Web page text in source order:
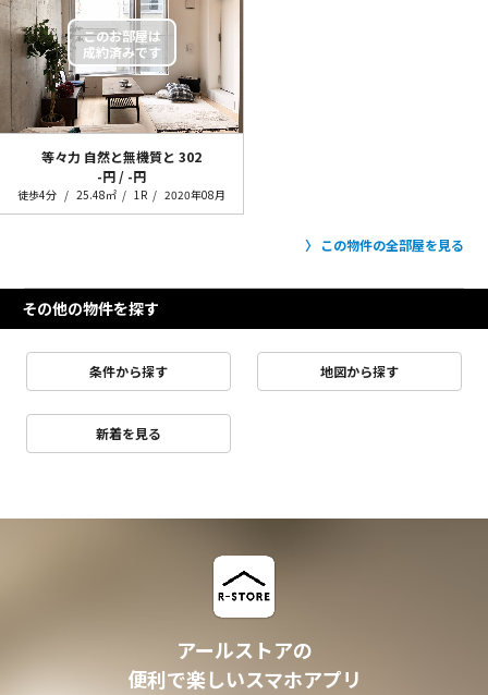
等々力 自然と無機質と 302
-円 / -円
徒歩4分 25.48㎡ 1R 2020年08月
この物件の全部屋を見る
その他の物件を探す
条件から探す 地図から探す
新着を見る
アールストアの
便利で楽しいスマホアプリ